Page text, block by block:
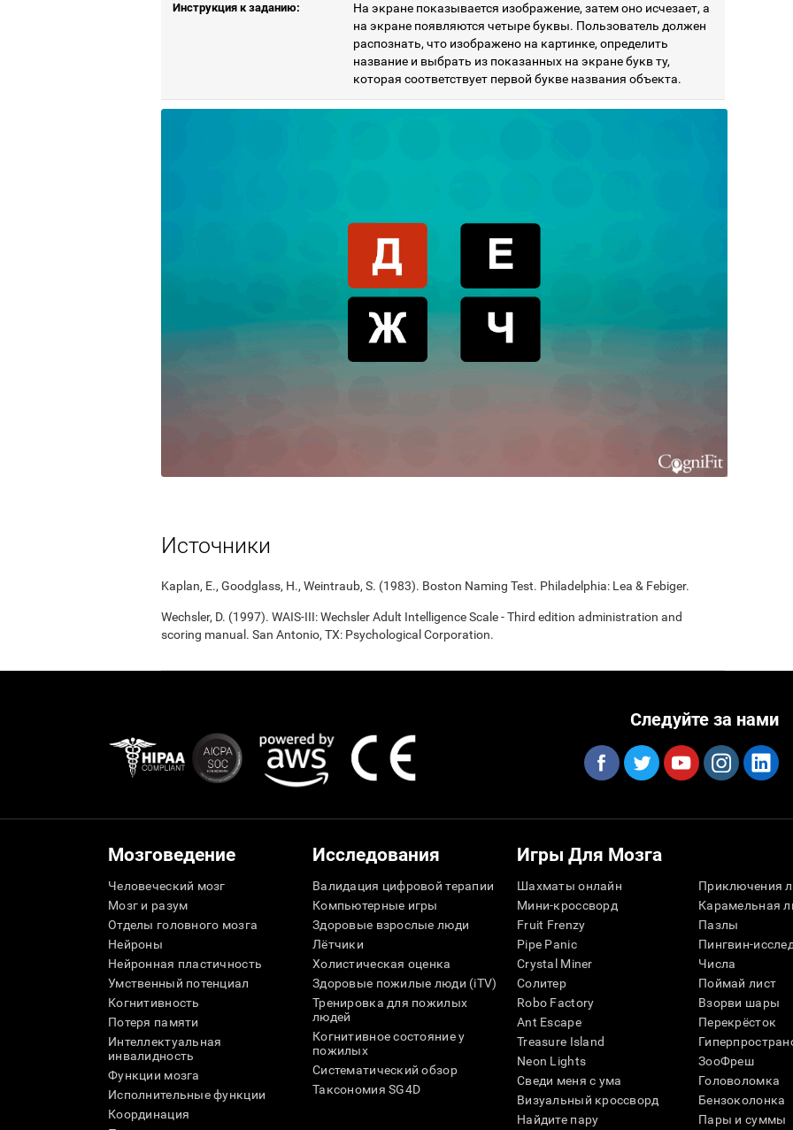
Инструкция к заданию:
На экране показывается изображение, затем оно исчезает, а
на экране появляются четыре буквы. Пользователь должен
распознать, что изображено на картинке, определить
название и выбрать из показанных на экране букв ту,
которая соответствует первой букве названия объекта.
Источники
Kaplan, E., Goodglass, H., Weintraub, S. (1983). Boston Naming Test. Philadelphia: Lea & Febiger.
Wechsler, D. (1997). WAIS-III: Wechsler Adult Intelligence Scale - Third edition administration and
scoring manual. San Antonio, TX: Psychological Corporation.
Следуйте за нами
Мозговедение
Человеческий мозг
Мозг и разум
Отделы головного мозга
Нейроны
Нейронная пластичность
Умственный потенциал
Когнитивность
Потеря памяти
Интеллектуальная
инвалидность
Функции мозга
Исполнительные функции
Координация
Исследования
Валидация цифровой терапии
Компьютерные игры
Здоровые взрослые люди
Лётчики
Холистическая оценка
Здоровые пожилые люди (iTV)
Тренировка для пожилых
людей
Когнитивное состояние у
пожилых
Систематический обзор
Таксономия SG4D
Игры Для Мозга
Шахматы онлайн
Мини-кроссворд
Fruit Frenzy
Pipe Panic
Crystal Miner
Солитер
Robo Factory
Ant Escape
Treasure Island
Neon Lights
Сведи меня с ума
Визуальный кроссворд
Найдите пару
Приключения
Карамельная
Пазлы
Пингвин-
Числа
Поймай лист
Взорви шары
Перекрёсток
ЗооФреш
Головоломка
Бензоколонка
Пары и суммы